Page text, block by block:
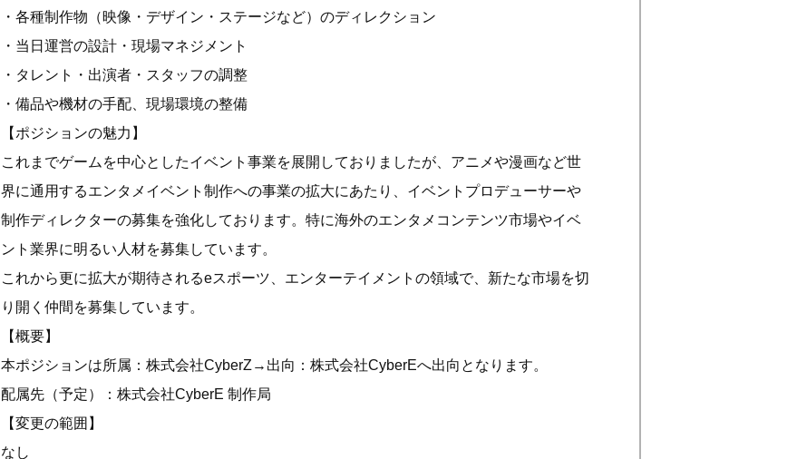
・各種制作物（映像・デザイン・ステージなど）のディレクション
・当日運営の設計・現場マネジメント
・タレント・出演者・スタッフの調整
・備品や機材の手配、現場環境の整備
【ポジションの魅力】
これまでゲームを中心としたイベント事業を展開しておりましたが、アニメや漫画など世
界に通用するエンタメイベント制作への事業の拡大にあたり、イベントプロデューサーや
制作ディレクターの募集を強化しております。特に海外のエンタメコンテンツ市場やイベ
ント業界に明るい人材を募集しています。
これから更に拡大が期待されるeスポーツ、エンターテイメントの領域で、新たな市場を切
り開く仲間を募集しています。
【概要】
本ポジションは所属：株式会社CyberZ→出向：株式会社CyberEへ出向となります。
配属先（予定）：株式会社CyberE 制作局
【変更の範囲】
なし